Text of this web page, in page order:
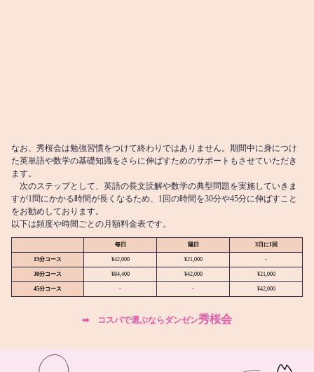
なお、秀桜会は勉強習慣をつけて終わりではありません。期間中に身につけ
た英単語や数学の基礎知識をさらに伸ばすためのサポートもさせていただき
ます。
次のステップとして、英語の長文読解や数学の典型問題を実施していきま
すが1問にかかる時間が長くなるため、1回の時間を30分や45分に伸ばすこと
をお勧めしております。
以下は頻度や時間ごとの月額料金表です。
毎日 隔日 3日に1回
15分コース ¥42,000 ¥21,000 -
30分コース ¥84,400 ¥42,000 ¥21,000
45分コース - - ¥42,000
➡︎ コスパで選ぶならダンゼン秀桜会